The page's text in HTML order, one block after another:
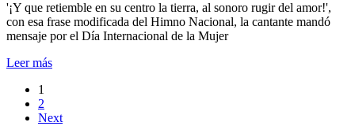
de
género
'¡Y que retiemble en su centro la tierra, al sonoro rugir del amor!',
con esa frase modificada del Himno Nacional, la cantante mandó
mensaje por el Día Internacional de la Mujer
Leer más
1
2
Next